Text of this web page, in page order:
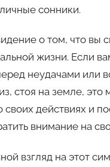
сонники.
о том, что вы
жизни. Если
неудачами или
стоя на земле,
действиях и
внимание на
взгляд на этот